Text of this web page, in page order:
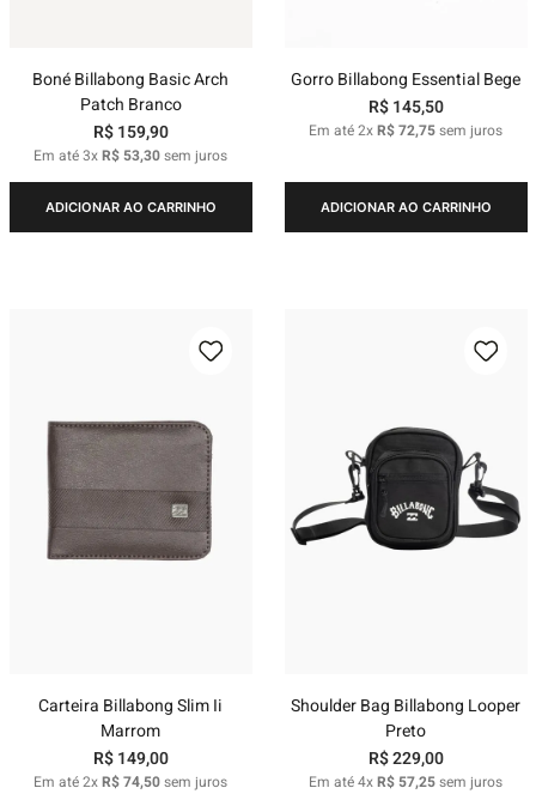
Boné Billabong Basic Arch
Patch Branco
R$ 159,90
Em até3xR$ 53,30sem juros
ADICIONAR AO CARRINHO
Gorro Billabong Essential Bege
R$ 145,50
Em até2xR$72,75sem juros
ADICIONAR AO CARRINHO
Carteira Billabong Slim Ii
Marrom
R$ 149,00
Em até2xR$74,50sem juros
Shoulder Bag Billabong Looper
Preto
R$229,00
Em até4xR$ 57,25sem juros